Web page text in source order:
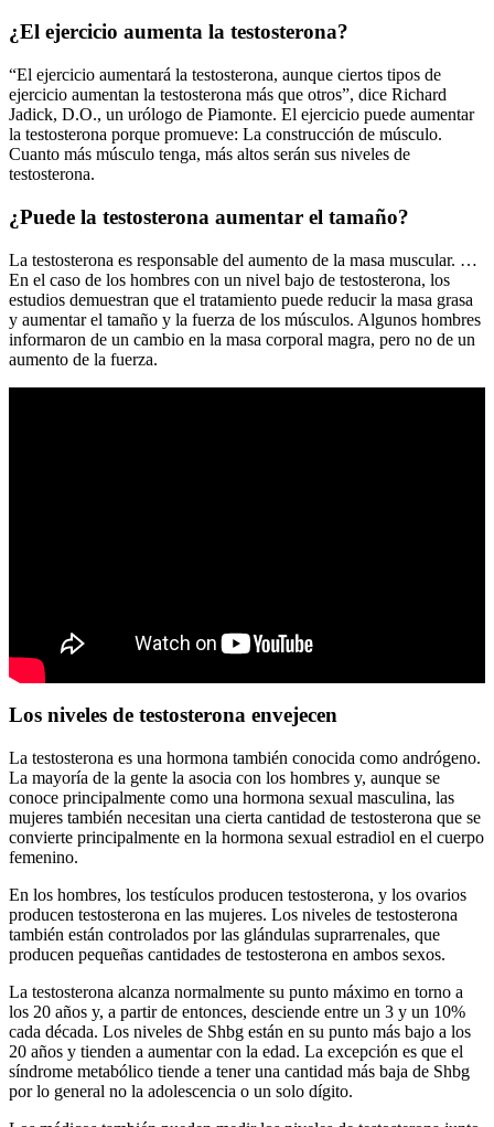
¿El ejercicio aumenta la testosterona?
“El ejercicio aumentará la testosterona, aunque ciertos tipos de
ejercicio aumentan la testosterona más que otros”, dice Richard
Jadick, D.O., un urólogo de Piamonte. El ejercicio puede aumentar
la testosterona porque promueve: La construcción de músculo.
Cuanto más músculo tenga, más altos serán sus niveles de
testosterona.
¿Puede la testosterona aumentar el tamaño?
La testosterona es responsable del aumento de la masa muscular. …
En el caso de los hombres con un nivel bajo de testosterona, los
estudios demuestran que el tratamiento puede reducir la masa grasa
y aumentar el tamaño y la fuerza de los músculos. Algunos hombres
informaron de un cambio en la masa corporal magra, pero no de un
aumento de la fuerza.
Los niveles de testosterona envejecen
La testosterona es una hormona también conocida como andrógeno.
La mayoría de la gente la asocia con los hombres y, aunque se
conoce principalmente como una hormona sexual masculina, las
mujeres también necesitan una cierta cantidad de testosterona que se
convierte principalmente en la hormona sexual estradiol en el cuerpo
femenino.
En los hombres, los testículos producen testosterona, y los ovarios
producen testosterona en las mujeres. Los niveles de testosterona
también están controlados por las glándulas suprarrenales, que
producen pequeñas cantidades de testosterona en ambos sexos.
La testosterona alcanza normalmente su punto máximo en torno a
los 20 años y, a partir de entonces, desciende entre un 3 y un 10%
cada década. Los niveles de Shbg están en su punto más bajo a los
20 años y tienden a aumentar con la edad. La excepción es que el
síndrome metabólico tiende a tener una cantidad más baja de Shbg
por lo general no la adolescencia o un solo dígito.